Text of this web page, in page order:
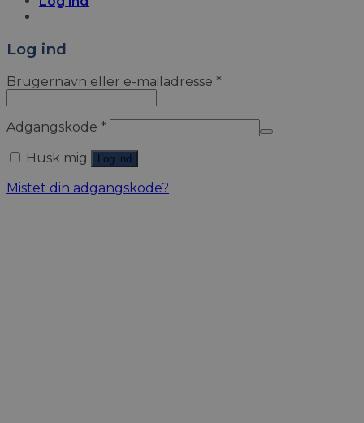
Log ind
Brugernavn eller e-mailadresse *
Adgangskode *
Husk mig
Log ind
Mistet din adgangskode?